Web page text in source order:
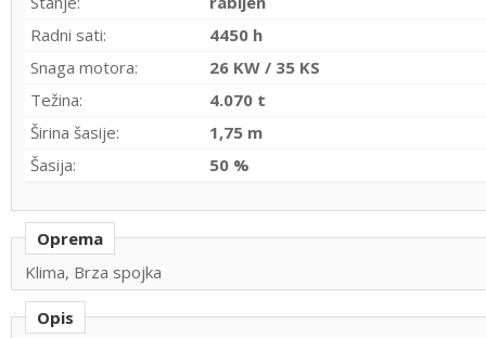
Radni sati:
4450 h
Snaga motora:
26 KW / 35 KS
Težina:
4.070 t
Širina šasije:
1,75 m
Šasija:
50 %
Oprema
Klima, Brza spojka
Opis